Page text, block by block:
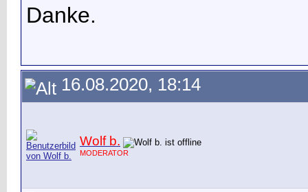
Danke.
16.08.2020, 18:14
Wolf b.
MODERATOR